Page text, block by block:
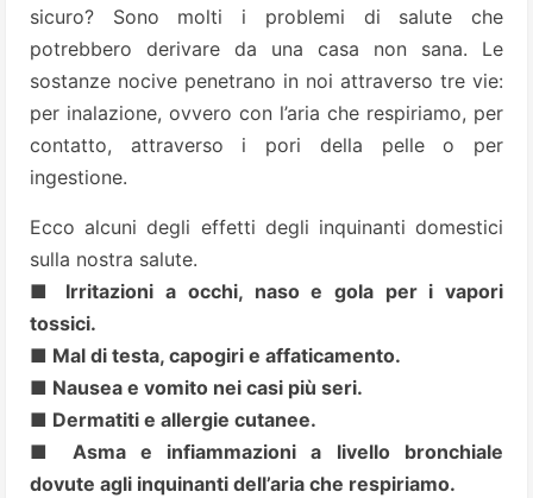
sicuro? Sono molti i problemi di salute che
potrebbero derivare da una casa non sana. Le
sostanze nocive penetrano in noi attraverso tre vie:
per inalazione, ovvero con l’aria che respiriamo, per
contatto, attraverso i pori della pelle o per
ingestione.
Ecco alcuni degli effetti degli inquinanti domestici
sulla nostra salute.
■ Irritazioni a occhi, naso e gola per i vapori
tossici.
■ Mal di testa, capogiri e affaticamento.
■ Nausea e vomito nei casi più seri.
■ Dermatiti e allergie cutanee.
■ Asma e infiammazioni a livello bronchiale
dovute agli inquinanti dell’aria che respiriamo.